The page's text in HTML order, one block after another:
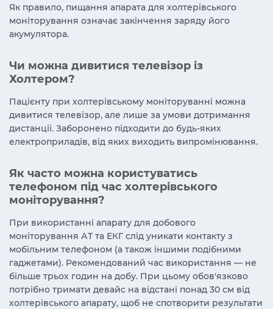
Як правило, пищання апарата для холтерівського
моніторування означає закінчення заряду його
акумулятора.
Чи можна дивитися телевізор із
Холтером?
Пацієнту при холтерівському моніторуванні можна
дивитися телевізор, але лише за умови дотримання
дистанції. Заборонено підходити до будь-яких
електроприладів, від яких виходить випромінювання.
Як часто можна користуватись
телефоном під час холтерівського
моніторування?
При використанні апарату для добового
моніторування АТ та ЕКГ слід уникати контакту з
мобільним телефоном (а також іншими подібними
гаджетами). Рекомендований час використання — не
більше трьох годин на добу. При цьому обов'язково
потрібно тримати девайс на відстані понад 30 см від
холтерівського апарату, щоб не спотворити результати